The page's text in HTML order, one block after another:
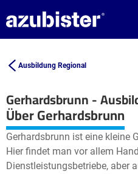
Ausbildung Regional
Gerhardsbrunn -
+
−
Über Gerhardsbrunn
Gerhardsbrunn ist eine kleine
Hier findet man vor allem
Dienstleistungsbetriebe, aber